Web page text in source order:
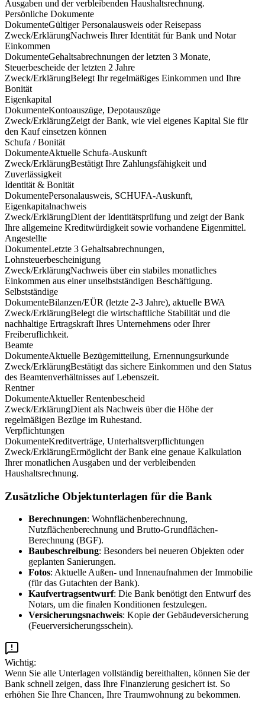
Ausgaben und der verbleibenden Haushaltsrechnung.
Persönliche Dokumente
DokumenteGültiger Personalausweis oder Reisepass
Zweck/ErklärungNachweis Ihrer Identität für Bank und Notar
Einkommen
DokumenteGehaltsabrechnungen der letzten 3 Monate,
Steuerbescheide der letzten 2 Jahre
Zweck/ErklärungBelegt Ihr regelmäßiges Einkommen und Ihre
Bonität
Eigenkapital
DokumenteKontoauszüge, Depotauszüge
Zweck/ErklärungZeigt der Bank, wie viel eigenes Kapital Sie für
den Kauf einsetzen können
Schufa / Bonität
DokumenteAktuelle Schufa-Auskunft
Zweck/ErklärungBestätigt Ihre Zahlungsfähigkeit und
Zuverlässigkeit
Identität & Bonität
DokumentePersonalausweis, SCHUFA-Auskunft,
Eigenkapitalnachweis
Zweck/ErklärungDient der Identitätsprüfung und zeigt der Bank
Ihre allgemeine Kreditwürdigkeit sowie vorhandene Eigenmittel.
Angestellte
DokumenteLetzte 3 Gehaltsabrechnungen,
Lohnsteuerbescheinigung
Zweck/ErklärungNachweis über ein stabiles monatliches
Einkommen aus einer unselbstständigen Beschäftigung.
Selbstständige
DokumenteBilanzen/EÜR (letzte 2-3 Jahre), aktuelle BWA
Zweck/ErklärungBelegt die wirtschaftliche Stabilität und die
nachhaltige Ertragskraft Ihres Unternehmens oder Ihrer
Freiberuflichkeit.
Beamte
DokumenteAktuelle Bezügemitteilung, Ernennungsurkunde
Zweck/ErklärungBestätigt das sichere Einkommen und den Status
des Beamtenverhältnisses auf Lebenszeit.
Rentner
DokumenteAktueller Rentenbescheid
Zweck/ErklärungDient als Nachweis über die Höhe der
regelmäßigen Bezüge im Ruhestand.
Verpflichtungen
DokumenteKreditverträge, Unterhaltsverpflichtungen
Zweck/ErklärungErmöglicht der Bank eine genaue Kalkulation
Ihrer monatlichen Ausgaben und der verbleibenden
Haushaltsrechnung.
Zusätzliche Objektunterlagen für die Bank
Berechnungen: Wohnflächenberechnung,
Nutzflächenberechnung und Brutto-Grundflächen-
Berechnung (BGF).
Baubeschreibung: Besonders bei neueren Objekten oder
geplanten Sanierungen.
Fotos: Aktuelle Außen- und Innenaufnahmen der Immobilie
(für das Gutachten der Bank).
Kaufvertragsentwurf: Die Bank benötigt den Entwurf des
Notars, um die finalen Konditionen festzulegen.
Versicherungsnachweis: Kopie der Gebäudeversicherung
(Feuerversicherungsschein).
Wichtig:
Wenn Sie alle Unterlagen vollständig bereithalten, können Sie der
Bank schnell zeigen, dass Ihre Finanzierung gesichert ist. So
erhöhen Sie Ihre Chancen, Ihre Traumwohnung zu bekommen.